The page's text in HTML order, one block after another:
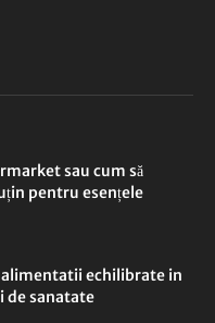
sau cum să
pentru esențele
echilibrate in
de sanatate